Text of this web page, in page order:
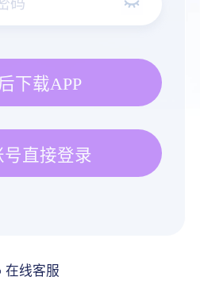
下载APP
号直接登录
在线客服